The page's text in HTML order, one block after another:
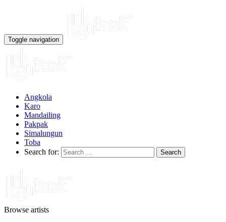
Toggle navigation
Angkola
Karo
Mandailing
Pakpak
Simalungun
Toba
Search for:
Browse artists